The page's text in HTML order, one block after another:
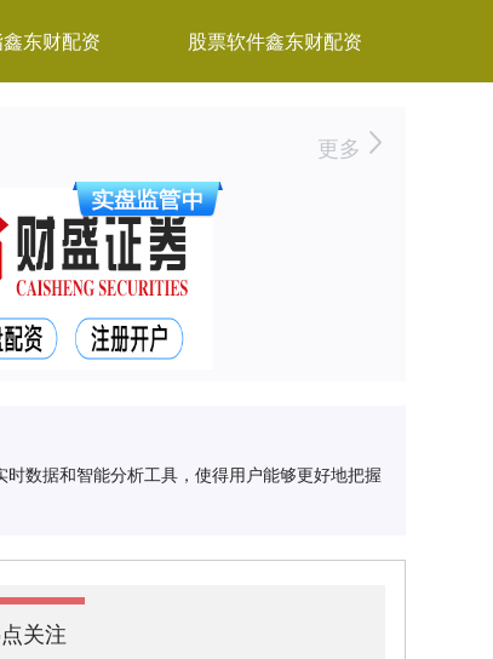
东财配资 股票软件鑫东财配资
更多
数据和智能分析工具，使得用户能够更好地把握
关注